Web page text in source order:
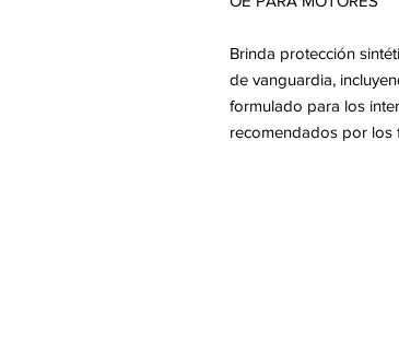
Brinda protección
de vanguardia,
formulado para los
recomendados por los